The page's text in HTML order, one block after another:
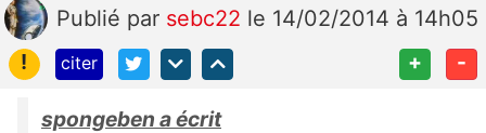
Publié par sebc22 le 14/02/2014 à 14h05
!
citer + -
spongeben a écrit